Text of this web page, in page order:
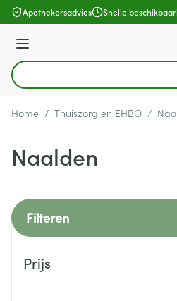
Ga naar de inhoud
Apothekersadvies Snelle
Menu
Product, merk, categorie...
Home / Thuiszorg en EHBO /
Naalden
Filteren
Prijs